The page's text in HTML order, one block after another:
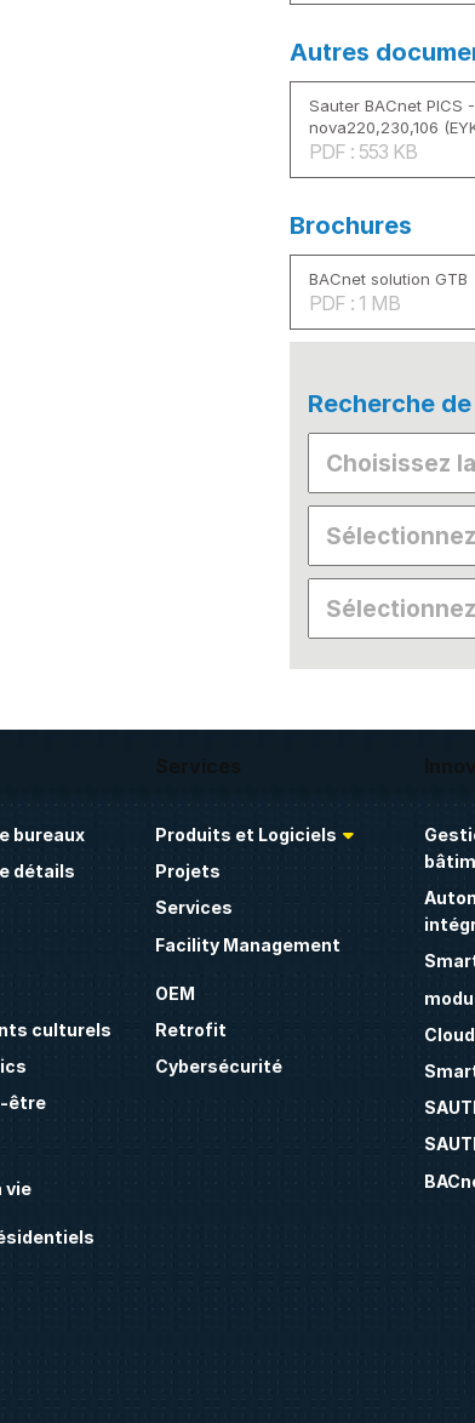
Autres
Sauter BACnet PICS
nova220,230,106
PDF : 553 KB
Brochures
BACnet solution GTB
PDF : 1 MB
Recherche
bureaux
détails
culturels
être
vie
Services
Produits et Logiciels
Projets
Services
Facility Management
OEM
Retrofit
Cybersécurité